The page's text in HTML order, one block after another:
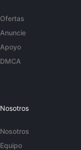
Ofertas
Anuncie
Apoyo
DMCA
Nosotros
Nosotros
Equipo